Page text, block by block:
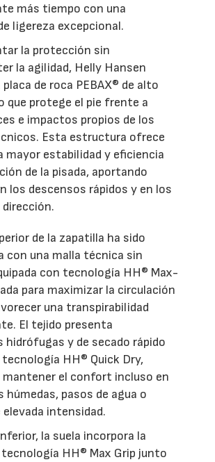
más tiempo con una
ligereza excepcional.
la protección sin
la agilidad, Helly Hansen
de roca PEBAX® de alto
que protege el pie frente a
e impactos propios de los
Esta estructura ofrece
mayor estabilidad y eficiencia
de la pisada, aportando
los descensos rápidos y en los
de la zapatilla ha sido
con una malla técnica sin
con tecnología HH® Max-
para maximizar la circulación
una transpirabilidad
El tejido presenta
hidrófugas y de secado rápido
HH® Quick Dry,
mantener el confort incluso en
húmedas, pasos de agua o
elevada intensidad.
la suela incorpora la
HH® Max Grip junto